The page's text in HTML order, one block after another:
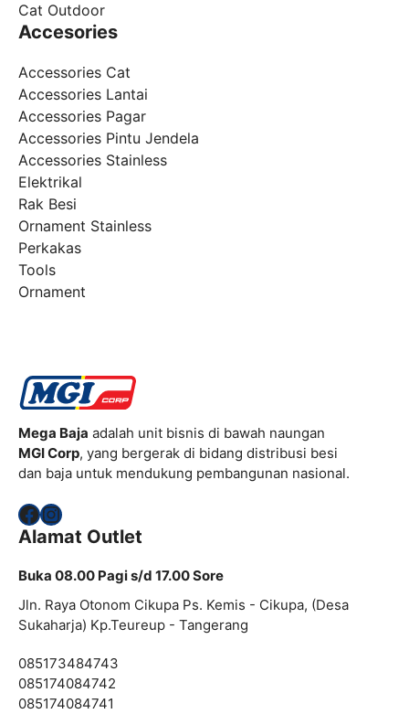
Cat Outdoor
Accesories
Accessories Cat
Accessories Lantai
Accessories Pagar
Accessories Pintu Jendela
Accessories Stainless
Elektrikal
Rak Besi
Ornament Stainless
Perkakas
Tools
Ornament
Mega Baja adalah unit bisnis di bawah naungan
MGI Corp, yang bergerak di bidang distribusi besi
dan baja untuk mendukung pembangunan nasional.
Facebook
Instagram
Alamat Outlet
Buka 08.00 Pagi s/d 17.00 Sore
Jln. Raya Otonom Cikupa Ps. Kemis - Cikupa, (Desa
Sukaharja) Kp.Teureup - Tangerang
085173484743
085174084742
085174084741